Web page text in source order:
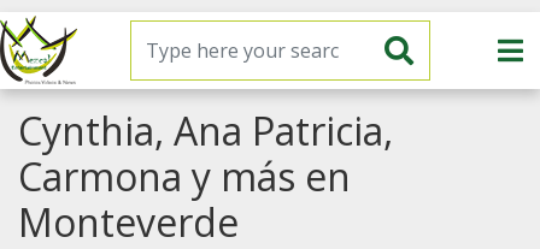
Mezcal Entertainment
Unparalell access to latin stars photos online
News
Cynthia, Ana Patricia,
Carmona y más en
Monteverde